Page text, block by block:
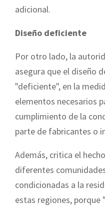
adicional.
Diseño deficiente
Por otro lado, la
asegura que el diseño
"deficiente", en la
elementos necesarios
cumplimiento de la
parte de fabricantes o
Además, critica el
diferentes
condicionadas a la
estas regiones, porque